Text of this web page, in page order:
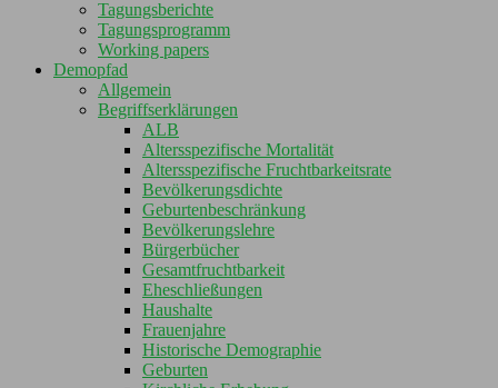
Tagungsberichte
Tagungsprogramm
Working papers
Demopfad
Allgemein
Begriffserklärungen
ALB
Altersspezifische Mortalität
Altersspezifische Fruchtbarkeitsrate
Bevölkerungsdichte
Geburtenbeschränkung
Bevölkerungslehre
Bürgerbücher
Gesamtfruchtbarkeit
Eheschließungen
Haushalte
Frauenjahre
Historische Demographie
Geburten